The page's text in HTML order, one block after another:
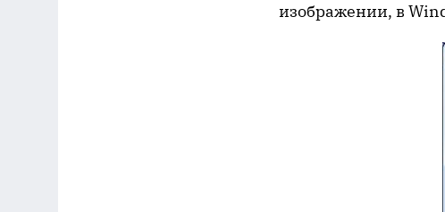
изображении, в